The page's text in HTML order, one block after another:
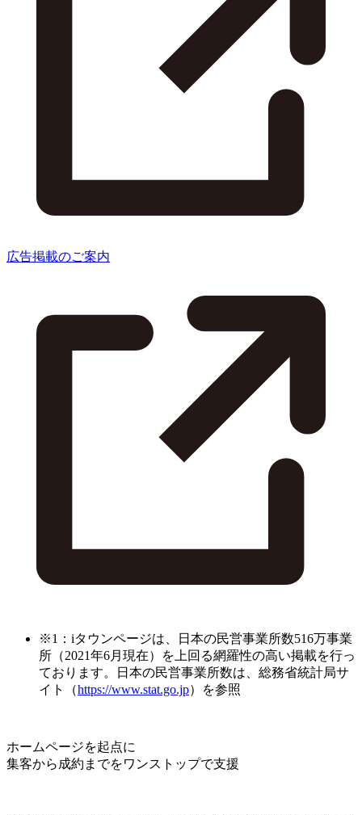
広告掲載のご案内
※1：iタウンページは、日本の民営事業所数516万事業
所（2021年6月現在）を上回る網羅性の高い掲載を行っ
ております。日本の民営事業所数は、総務省統計局サ
イト（https://www.stat.go.jp）を参照
ホームページを起点に
集客から成約までをワンストップで支援